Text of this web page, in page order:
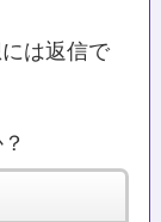
は返信で